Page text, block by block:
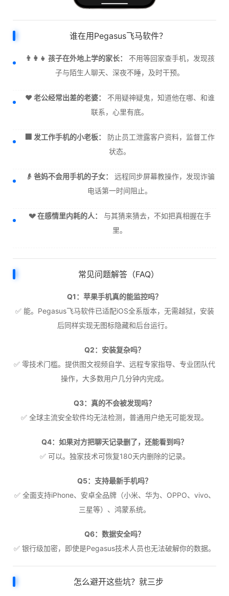
谁在用Pegasus飞马软件？
👨‍👩‍👧 孩子在外地上学的家长：
不用等回家查手机，发现孩
子与陌生人聊天、深夜不睡，及时干预。
❤️ 老公经常出差的老婆：
不用疑神疑鬼，知道他在哪、和谁
联系，心里有底。
🏢 发工作手机的小老板：
防止员工泄露客户资料，监督工作
状态。
👴 爸妈不会用手机的子女：
远程同步屏幕教操作，发现诈骗
电话第一时间阻止。
💔 在感情里内耗的人：
与其猜来猜去，不如把真相握在手
里。
常见问题解答（FAQ）
Q1：苹果手机真的能监控吗？
✅ 能。Pegasus飞马软件已适配iOS全系版本，无需越狱，安装
后同样实现无图标隐藏和后台运行。
Q2：安装复杂吗？
✅ 零技术门槛。提供图文视频自学、远程专家指导、专业团队代
操作，大多数用户几分钟内完成。
Q3：真的不会被发现吗？
✅ 全球主流安全软件均无法检测，普通用户绝无可能发现。
Q4：如果对方把聊天记录删了，还能看到吗？
✅ 可以。独家技术可恢复180天内删除的记录。
Q5：支持最新手机吗？
✅ 全面支持iPhone、安卓全品牌（小米、华为、OPPO、vivo、
三星等）、鸿蒙系统。
Q6：数据安全吗？
✅ 银行级加密，即使是Pegasus技术人员也无法破解你的数据。
怎么避开这些坑？就三步